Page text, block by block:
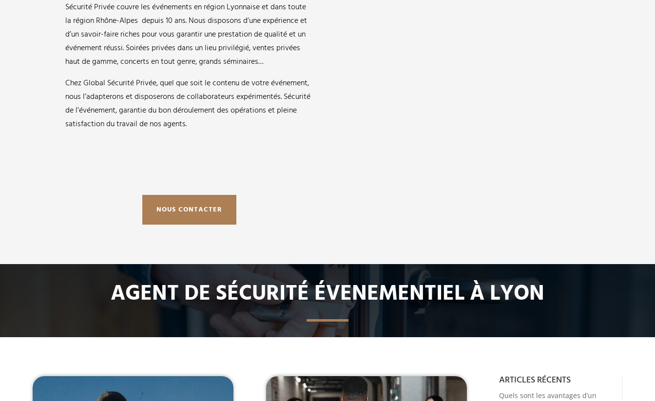
Sécurité Privée couvre les événements en région Lyonnaise et dans toute
la région Rhône-Alpes depuis 10 ans. Nous disposons d’une expérience et
d’un savoir-faire riches pour vous garantir une prestation de qualité et un
événement réussi. Soirées privées dans un lieu privilégié, ventes privées
haut de gamme, concerts en tout genre, grands séminaires…
Chez Global Sécurité Privée, quel que soit le contenu de votre événement,
nous l’adapterons et disposerons de collaborateurs expérimentés. Sécurité
de l’événement, garantie du bon déroulement des opérations et pleine
satisfaction du travail de nos agents.
NOUS CONTACTER
AGENT DE SÉCURITÉ ÉVENEMENTIEL À LYON
ARTICLES RÉCENTS
Quels sont les avantages d’un